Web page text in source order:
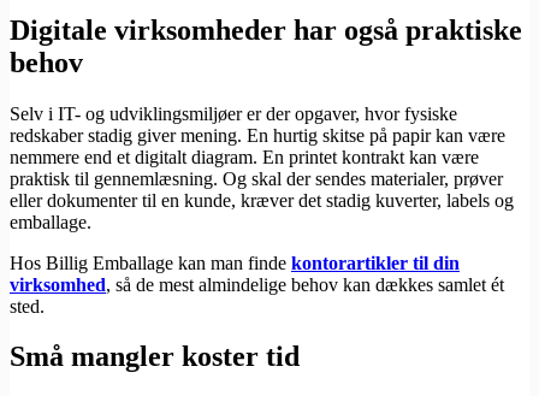
Digitale virksomheder har også praktiske
behov
Selv i IT- og udviklingsmiljøer er der opgaver, hvor fysiske
redskaber stadig giver mening. En hurtig skitse på papir kan være
nemmere end et digitalt diagram. En printet kontrakt kan være
praktisk til gennemlæsning. Og skal der sendes materialer, prøver
eller dokumenter til en kunde, kræver det stadig kuverter, labels og
emballage.
Hos Billig Emballage kan man finde kontorartikler til din
virksomhed, så de mest almindelige behov kan dækkes samlet ét
sted.
Små mangler koster tid